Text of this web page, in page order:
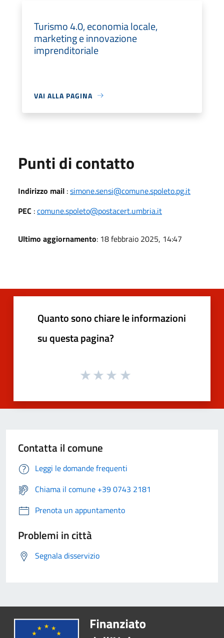
Turismo 4.0, economia locale,
marketing e innovazione
imprenditoriale
VAI ALLA PAGINA
Punti di contatto
Indirizzo mail :simone.sensi@comune.spoleto.pg.it
PEC :comune.spoleto@postacert.umbria.it
Ultimo aggiornamento: 18 febbraio 2025, 14:47
Quanto sono chiare le informazioni
su questa pagina?
Contatta il comune
Leggi le domande frequenti
Chiama il comune +39 0743 2181
Prenota un appuntamento
Problemi in città
Segnala disservizio